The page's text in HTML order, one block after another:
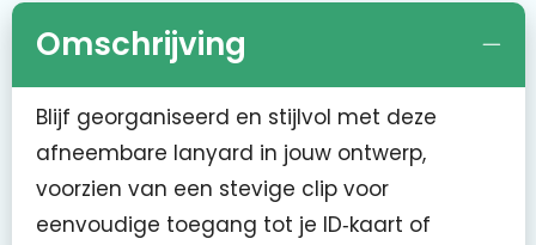
Omschrijving
Blijf georganiseerd en stijlvol met deze
afneembare lanyard in jouw ontwerp,
voorzien van een stevige clip voor
eenvoudige toegang tot je ID‑kaart of